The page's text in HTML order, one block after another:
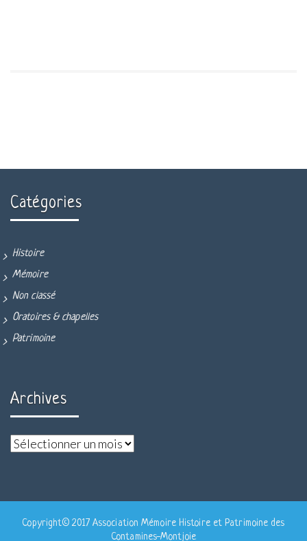
Catégories
Histoire
Mémoire
Non classé
Oratoires & chapelles
Patrimoine
Archives
Copyright© 2017 Association Mémoire Histoire et Patrimoine des
Contamines-Montjoie